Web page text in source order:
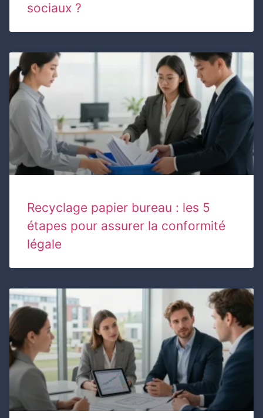
sociaux ?
Recyclage papier bureau : les 5
étapes pour assurer la conformité
légale